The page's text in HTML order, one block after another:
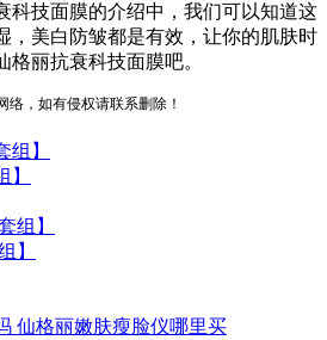
科技面膜的介绍中，我们可以知道这
，美白防皱都是有效，让你的肌肤时
丽抗衰科技面膜吧。
络，如有侵权请联系删除！
】
仙格丽嫩肤瘦脸仪哪里买